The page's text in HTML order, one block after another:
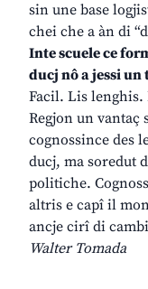
sin une base
chei che a àn di
Inte scuele ce
ducj nô a jessi
Facil. Lis
Regjon un vantaç
cognossince des
ducj, ma soredut
politiche.
altris e capî il
ancje cirî di
Walter Tomada